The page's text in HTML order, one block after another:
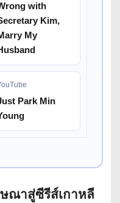
with
Kim,
My
Park Min
ณาสู่ซีรีส์เกาหลี